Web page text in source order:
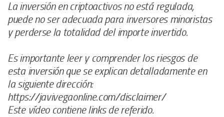
La inversión en criptoactivos no está regulada,
puede no ser adecuada para inversores minoristas
y perderse la totalidad del importe invertido.
Es importante leer y comprender los riesgos de
esta inversión que se explican detalladamente en
la siguiente dirección:
https://javivegaonline.com/disclaimer/
Este vídeo contiene links de referido.